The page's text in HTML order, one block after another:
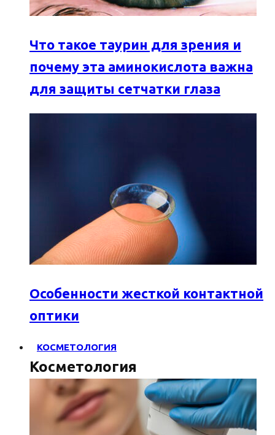
Что такое таурин для зрения и
почему эта аминокислота важна
для защиты сетчатки глаза
Особенности жесткой контактной
оптики
КОСМЕТОЛОГИЯ
Косметология